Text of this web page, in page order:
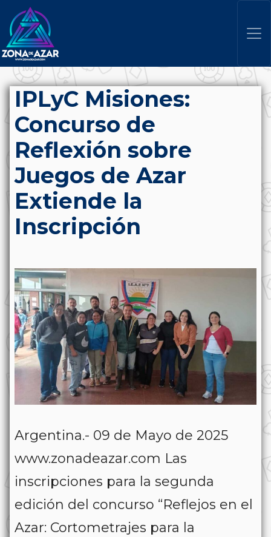
IPLyC Misiones:
Concurso de
Reflexión sobre
Juegos de Azar
Extiende la
Inscripción
Argentina.- 09 de Mayo de 2025
www.zonadeazar.com Las
inscripciones para la segunda
edición del concurso “Reflejos en el
Azar: Cortometrajes para la